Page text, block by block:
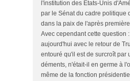
l'institution des Etats-Unis
par le Sénat du cadre politique
dans la paix de l'après
Avec cependant cette question
aujourd'hui avec le retour de
entouré qu'il est de surcroît par
déments, n'était-il en germe à
même de la fonction